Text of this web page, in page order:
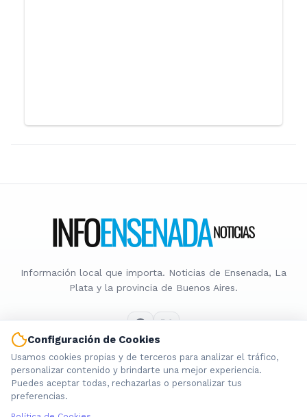
Información local que importa. Noticias de Ensenada, La
Plata y la provincia de Buenos Aires.
Nosotros
Cookies
Configuración de Cookies
Usamos cookies propias y de terceros para analizar el tráfico,
personalizar contenido y brindarte una mejor experiencia.
Puedes aceptar todas, rechazarlas o personalizar tus
preferencias.